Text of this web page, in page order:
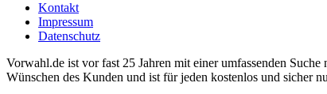
Kontakt
Impressum
Datenschutz
Vorwahl.de ist vor fast 25 Jahren mit einer umfassenden
Wünschen des Kunden und ist für jeden kostenlos und sicher